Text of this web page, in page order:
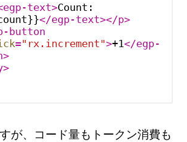
egp-text>Count:
</egp-text></p>
button
="rx.increment">+1</egp-
>
>
が、コード量もトークン消費も